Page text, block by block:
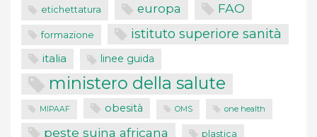
etichettatura europa FAO
formazione istituto superiore sanità
italia linee guida
ministero della salute
MIPAAF obesità OMS one health
peste suina africana plastica